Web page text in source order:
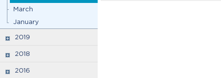
March
January
2019
2018
2016